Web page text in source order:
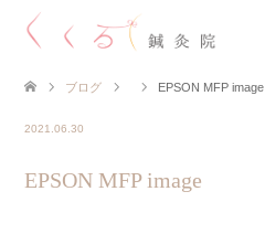
ブログ EPSON MFP image
2021.06.30
EPSON MFP image